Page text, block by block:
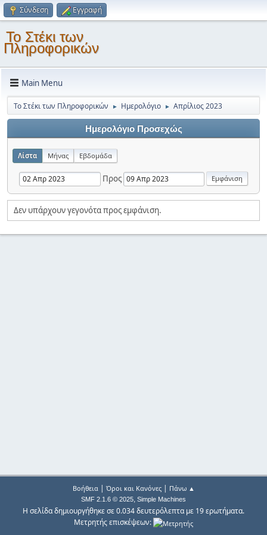
Σύνδεση Εγγραφή
Το Στέκι των
Πληροφορικών
Main Menu
Το Στέκι των Πληροφορικών ► Ημερολόγιο ► Απρίλιος 2023
Ημερολόγιο Προσεχώς
Λίστα Μήνας Εβδομάδα
Προς
Δεν υπάρχουν γεγονότα προς εμφάνιση.
Βοήθεια| Όροι και Κανόνες| Πάνω ▲
SMF 2.1.6 © 2025, Simple Machines
Η σελίδα δημιουργήθηκε σε 0.034 δευτερόλεπτα με 19 ερωτήματα.
Μετρητής επισκέψεων: